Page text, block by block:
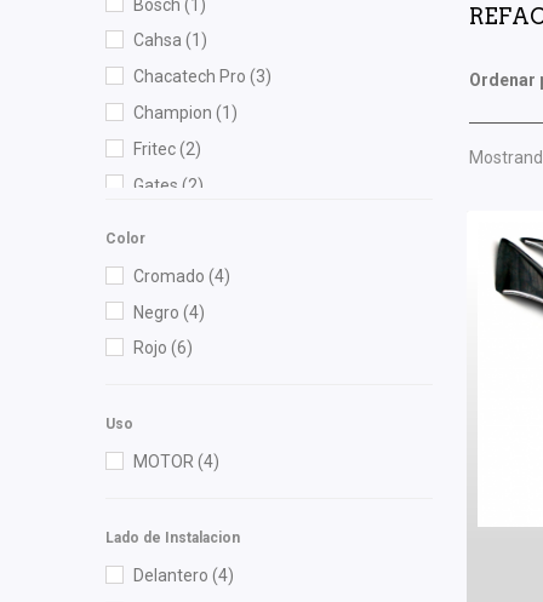
Bosch (1)
Cahsa (1)
Chacatech Pro (3)
Champion (1)
Fritec(2)
Gates (2)
Shift It (5)
TMK(1)
TomCo(1)
Color
Cromado (4)
Negro (4)
Rojo (6)
Uso
MOTOR (4)
Lado de Instalacion
Delantero (4)
Ordenar